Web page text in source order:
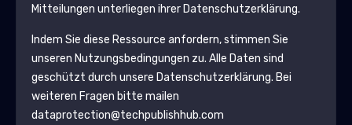
Mitteilungen unterliegen ihrer Datenschutzerklärung.
Indem Sie diese Ressource anfordern, stimmen Sie
unseren Nutzungsbedingungen zu. Alle Daten sind
geschützt durch unsere Datenschutzerklärung. Bei
weiteren Fragen bitte mailen
dataprotection@techpublishhub.com